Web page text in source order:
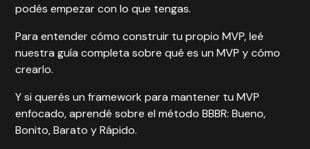
podés empezar con lo que tengas.
Para entender cómo construir tu propio MVP, leé
nuestra guía completa sobrequé es un MVP y cómo
crearlo.
Y si querés un framework para mantener tu MVP
enfocado, aprendé sobre elmétodo BBBR: Bueno,
Bonito, Barato y Rápido.